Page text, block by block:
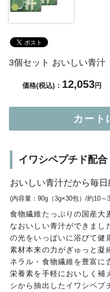
3個セット おいしい青汁
価格(税込)： 12,053円
イワシペプチド配合
おいしい青汁だから毎
(内容量：90g（3g×30包）/約10～
食物繊維たっぷりの国産大
なおいしい青汁ができまし
の光をいっぱいに浴びて健
素材本来の力がぎゅっと凝
ネラル・食物繊維を豊富に
栄養素を手軽においしく補
シから抽出したイワシペプ